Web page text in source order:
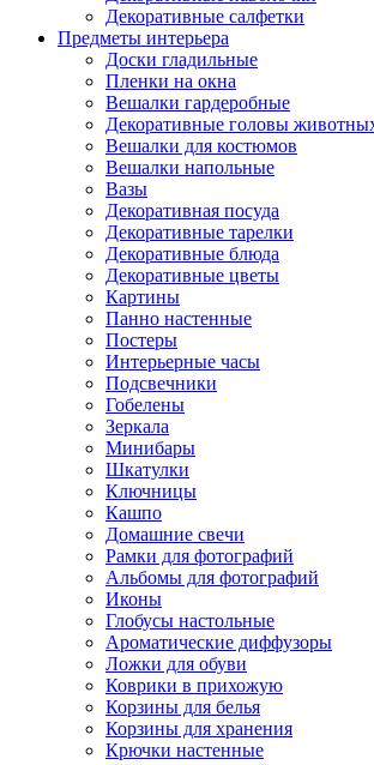
Декоративные салфетки
Предметы интерьера
Доски гладильные
Пленки на окна
Вешалки гардеробные
Декоративные головы
Вешалки для костюмов
Вешалки напольные
Вазы
Декоративная посуда
Декоративные тарелки
Декоративные блюда
Декоративные цветы
Картины
Панно настенные
Постеры
Интерьерные часы
Подсвечники
Гобелены
Зеркала
Минибары
Шкатулки
Ключницы
Кашпо
Домашние свечи
Рамки для фотографий
Альбомы для фотографий
Иконы
Глобусы настольные
Ароматические диффузоры
Ложки для обуви
Коврики в прихожую
Корзины для белья
Корзины для хранения
Крючки настенные